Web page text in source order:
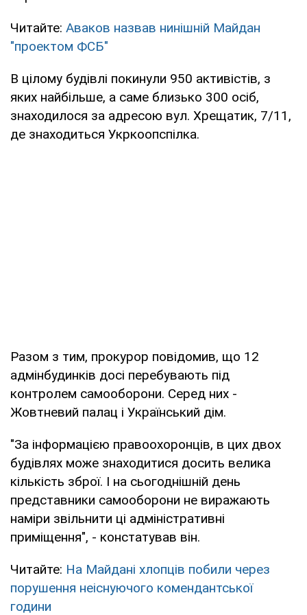
Читайте: Аваков назвав нинішній Майдан
"проектом ФСБ"
В цілому будівлі покинули 950 активістів, з
яких найбільше, а саме близько 300 осіб,
знаходилося за адресою вул. Хрещатик, 7/11,
де знаходиться Укркоопспілка.
Разом з тим, прокурор повідомив, що 12
адмінбудинків досі перебувають під
контролем самооборони. Серед них -
Жовтневий палац і Український дім.
"За інформацією правоохоронців, в цих двох
будівлях може знаходитися досить велика
кількість зброї. І на сьогоднішній день
представники самооборони не виражають
наміри звільнити ці адміністративні
приміщення", - констатував він.
Читайте: На Майдані хлопців побили через
порушення неіснуючого комендантської
години